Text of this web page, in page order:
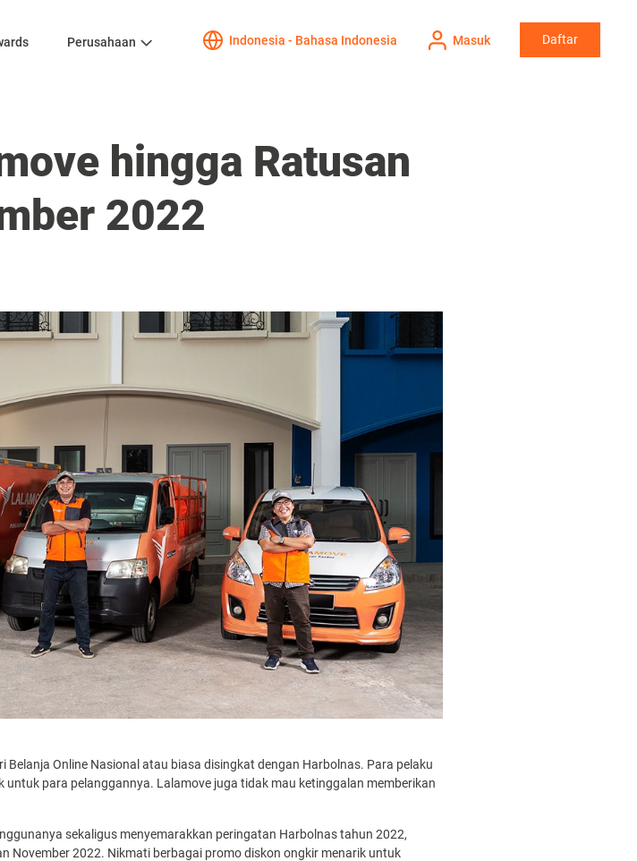
Perusahaan Indonesia - Bahasa Indonesia Masuk Daftar
hingga Ratusan
2022
Online Nasional atau biasa disingkat dengan Harbolnas. Para pelaku
para pelanggannya. Lalamove juga tidak mau ketinggalan memberikan
sekaligus menyemarakkan peringatan Harbolnas tahun 2022,
November 2022. Nikmati berbagai promo diskon ongkir menarik untuk